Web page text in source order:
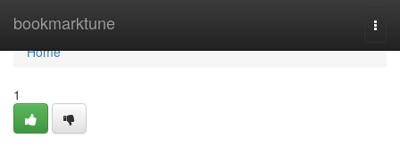
bookmarktune
Home
Home
1